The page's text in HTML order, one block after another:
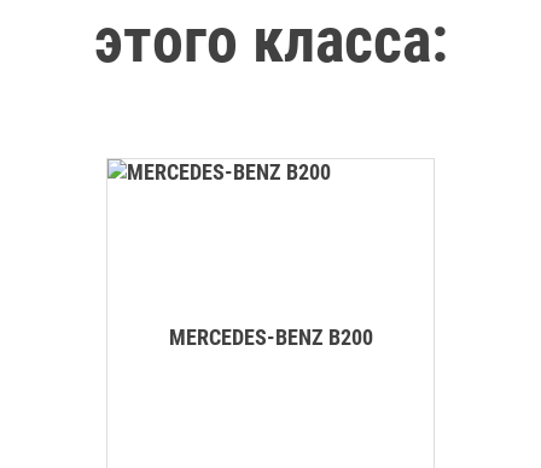
этого класса:
MERCEDES-BENZ B200